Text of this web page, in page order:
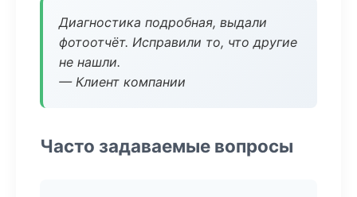
Диагностика подробная, выдали
фотоотчёт. Исправили то, что другие
не нашли.
— Клиент компании
Часто задаваемые вопросы